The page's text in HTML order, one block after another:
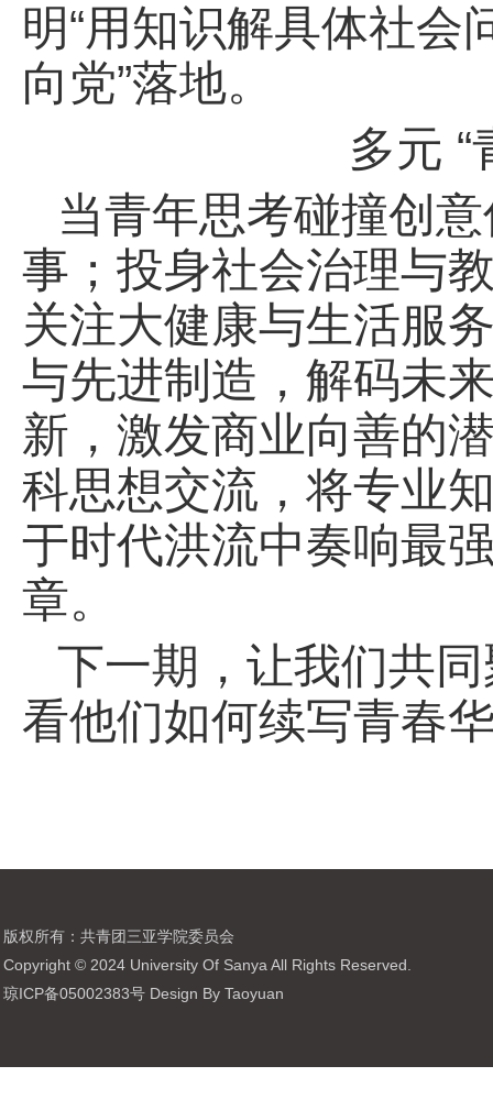
明“用知识解具体社会
向党”落地。
多元
当青年思考碰撞创
事；投身社会治理与
关注大健康与生活服
与先进制造，解码未
新，激发商业向善的
科思想交流，将专业
于时代洪流中奏响最
章。
下一期，让我们共
看他们如何续写青春
版权所有：共青团三亚学院委员会
Copyright © 2024 University Of Sanya All Rights Reserved.
琼ICP备05002383号 Design By Taoyuan